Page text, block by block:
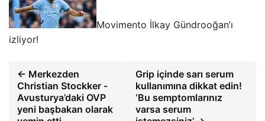
Movimento İlkay Gündrooğan’ı
izliyor!
← Merkezden
Christian Stockker -
Avusturya’daki OVP
yeni başbakan olarak
Grip içinde sarı serum
kullanımına dikkat edin!
‘Bu semptomlarınız
varsa serum